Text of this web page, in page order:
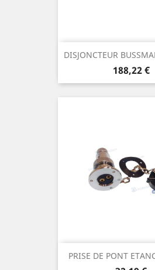
DISJONCTEUR
Prix
188,22 €
PRISE DE PONT